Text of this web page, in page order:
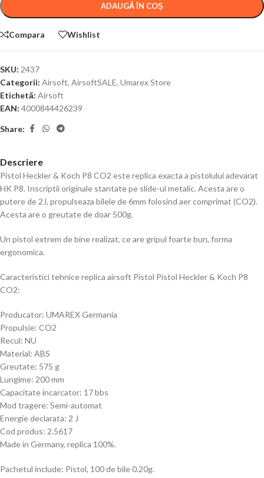
ADAUGĂ ÎN COȘ
Compara Wishlist
SKU: 2437
Categorii: Airsoft, AirsoftSALE, Umarex Store
Etichetă: Airsoft
EAN: 4000844426239
Share:
Descriere
Pistol Heckler & Koch P8 CO2 este replica exacta a pistolului adevarat
HK P8. Inscriptii originale stantate pe slide-ul metalic. Acesta are o
putere de 2J, propulseaza bilele de 6mm folosind aer comprimat (CO2).
Acesta are o greutate de doar 500g.
Un pistol extrem de bine realizat, ce are gripul foarte bun, forma
ergonomica.
Caracteristici tehnice replica airsoft Pistol Pistol Heckler & Koch P8
CO2:
Producator: UMAREX Germania
Propulsie: CO2
Recul: NU
Material: ABS
Greutate: 575 g
Lungime: 200 mm
Capacitate incarcator: 17 bbs
Mod tragere: Semi-automat
Energie declarata: 2 J
Cod produs: 2.5617
Made in Germany, replica 100%.
Pachetul include: Pistol, 100 de bile 0.20g.